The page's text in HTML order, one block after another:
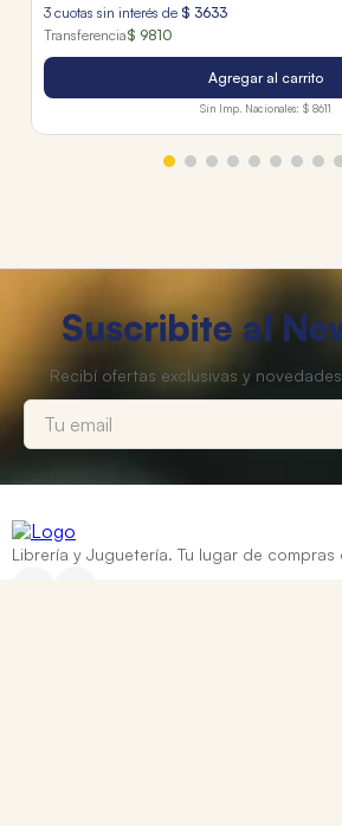
3 cuotas sin interés de $ 3633
Transferencia$ 9810
Agregar al carrito
Sin Imp. Nacionales: $ 8611
Suscribite al
Librería y Juguetería. Tu lugar de compras